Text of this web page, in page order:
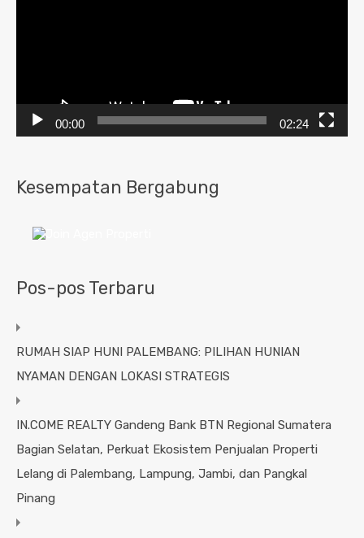
00:00 02:24
Kesempatan Bergabung
Pos-pos Terbaru
RUMAH SIAP HUNI PALEMBANG: PILIHAN HUNIAN
NYAMAN DENGAN LOKASI STRATEGIS
IN.COME REALTY Gandeng Bank BTN Regional Sumatera
Bagian Selatan, Perkuat Ekosistem Penjualan Properti
Lelang di Palembang, Lampung, Jambi, dan Pangkal
Pinang